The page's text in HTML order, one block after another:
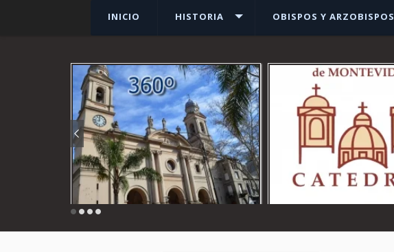
INICIO HISTORIA OBISPOS Y ARZOBISPOS
Ver más Ver más